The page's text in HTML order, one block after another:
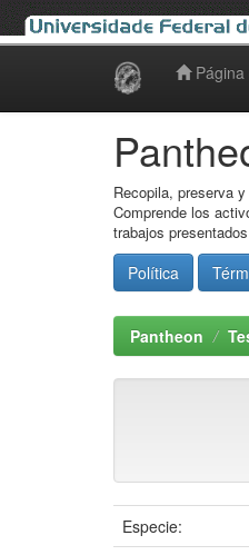
Página
Recopila, preserva
Comprende los
trabajos
Política
Pantheon
Especie: